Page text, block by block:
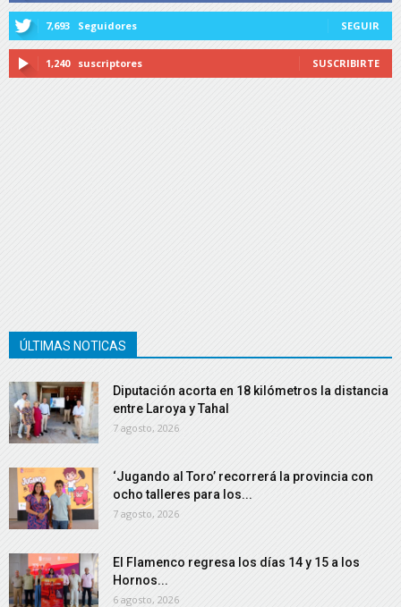
7,693 Seguidores SEGUIR
1,240 suscriptores SUSCRIBIRTE
ÚLTIMAS NOTICAS
Diputación acorta en 18 kilómetros la distancia
entre Laroya y Tahal
7 agosto, 2026
‘Jugando al Toro’ recorrerá la provincia con
ocho talleres para los...
7 agosto, 2026
El Flamenco regresa los días 14 y 15 a los
Hornos...
6 agosto, 2026